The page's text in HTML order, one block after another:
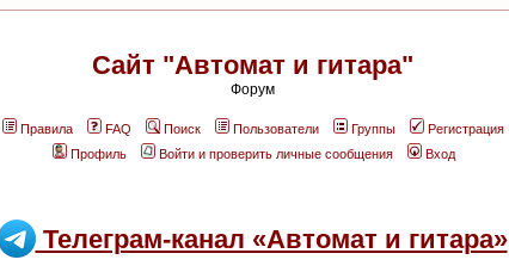
Сайт "Автомат и гитара"
Форум
Правила FAQ Поиск Пользователи Группы
Регистрация
Профиль
Войти и проверить личные сообщения Вход
Телеграм-канал «Автомат и гитара»